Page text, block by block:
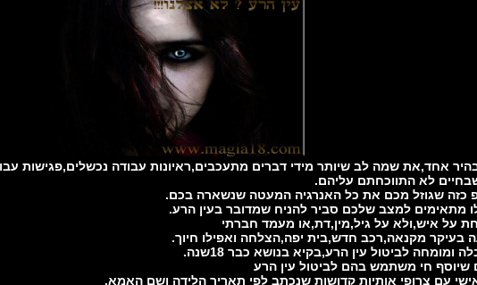
אחד,את שמה לב שיותר מידי דברים מתעכבים,ראיונות עבודה נכשלים,פגישות
לא התווכחתם עליהם.
כזה שגוזל מכם את כל האנרגיה המעטה שנשארה בכם.
מתאימים למצב שלכם סביר להניח שמדובר בעין הרע.
על איש,ולא על גיל,מין,דת,או מעמד חברתי
בעיקר מקנאה,רכב חדש,בית יפה,הצלחה ואפילו חיוך.
ומומחה לביטול עין הרע,בקיא בנושא כבר 18שנה.
שיוסף חי משתמש בהם לביטול עין הרע